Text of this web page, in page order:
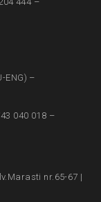
ENG) –
040 018 –
nr.65-67 |